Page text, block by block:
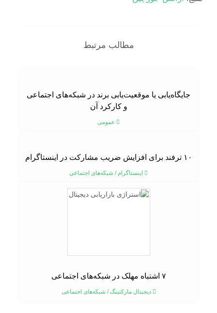
مطالب مرتبط
جایگاه‌یابی یا موقعیت‌یابی برند در شبکه‌های اجتماعی
و کارکرد آن
عمومی
۱۰ ترفند برای افزایش ضریب مشارکت در اینستاگرام
اینستاگرام/شبکه‌های اجتماعی
دیجیتال مارکتینگ/شبکه‌های اجتماعی